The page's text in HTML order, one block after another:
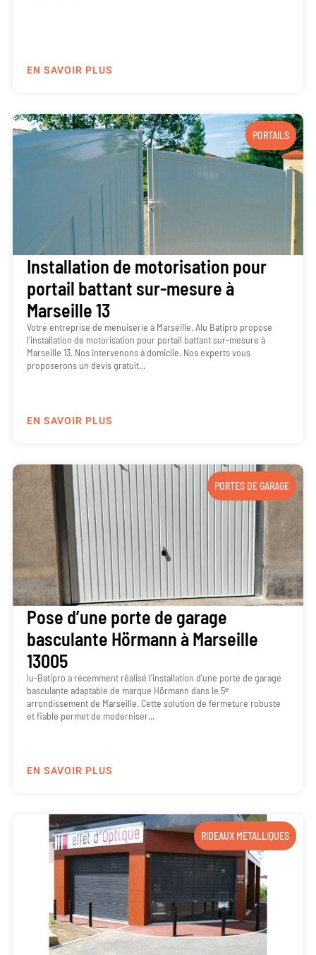
EN SAVOIR PLUS
PORTAILS
Installation de motorisation pour
portail battant sur-mesure à
Marseille 13
Votre entreprise de menuiserie à Marseille, Alu Batipro propose
l’installation de motorisation pour portail battant sur-mesure à
Marseille 13. Nos intervenons à domicile. Nos experts vous
proposerons un devis gratuit...
EN SAVOIR PLUS
PORTES DE GARAGE
Pose d’une porte de garage
basculante Hörmann à Marseille
13005
lu-Batipro a récemment réalisé l’installation d’une porte de garage
basculante adaptable de marque Hörmann dans le 5ᵉ
arrondissement de Marseille. Cette solution de fermeture robuste
et fiable permet de moderniser...
EN SAVOIR PLUS
RIDEAUX MÉTALLIQUES